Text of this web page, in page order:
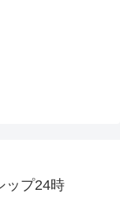
ップ24時